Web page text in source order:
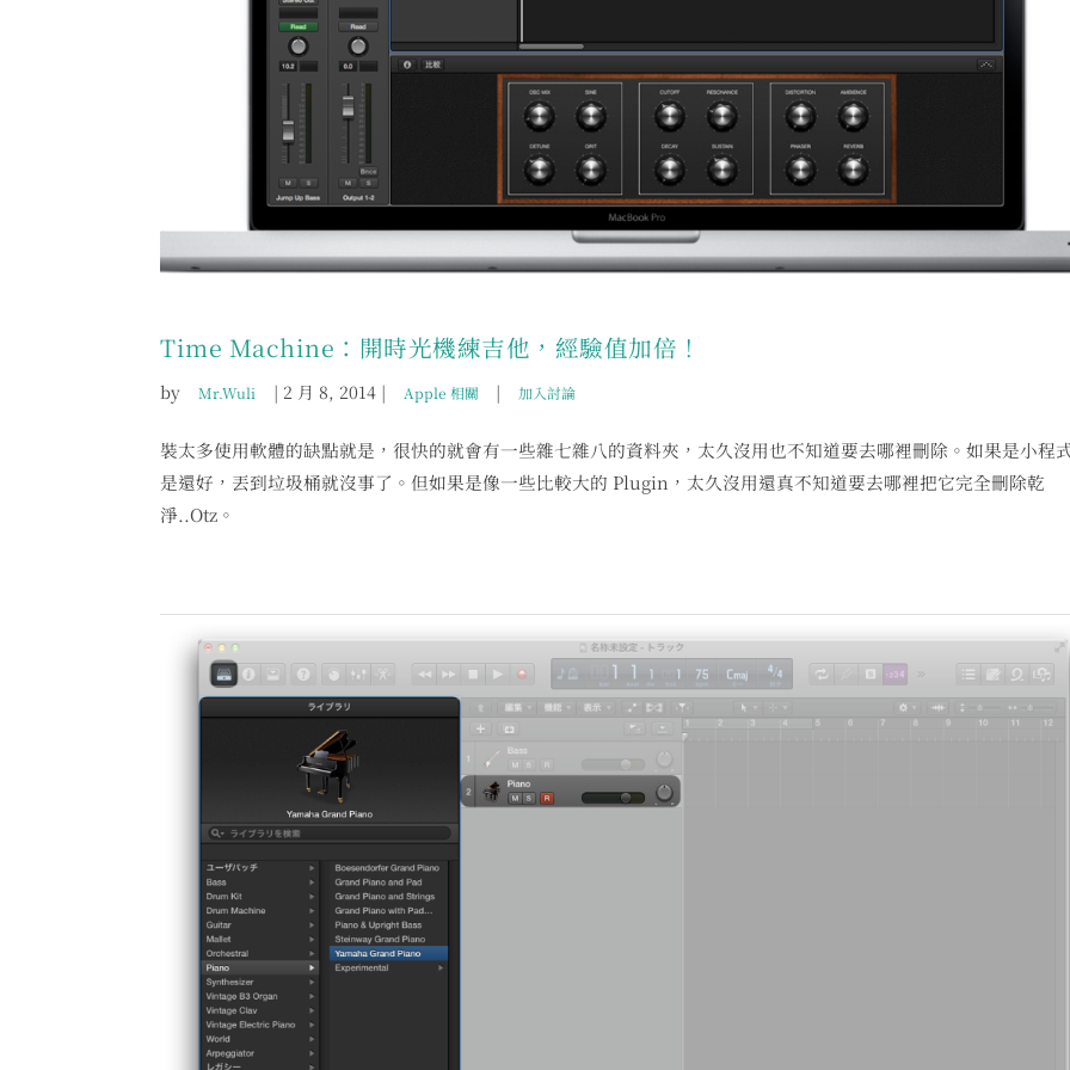
Time Machine：開時光機練吉他，經驗值加倍！
by Mr.Wuli | 2 月 8, 2014| Apple 相關 | 加入討論
裝太多使用軟體的缺點就是，很快的就會有一些雜七雜八的資料夾，太久沒用也不知道要去哪裡刪除。如果是小程
是還好，丟到垃圾桶就沒事了。但如果是像一些比較大的 Plugin，太久沒用還真不知道要去哪裡把它完全刪除乾
淨..Otz。